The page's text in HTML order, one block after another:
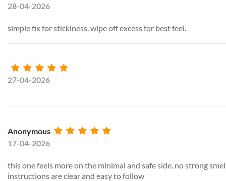
28-04-2026
simple fix for stickiness. wipe off excess for best feel.
27-04-2026
Anonymous
17-04-2026
this one feels more on the minimal and safe side. no strong
instructions are clear and easy to follow